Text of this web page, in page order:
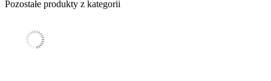
Pozostałe produkty z kategorii